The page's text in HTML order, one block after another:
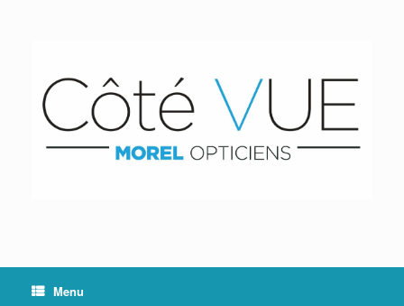
Menu